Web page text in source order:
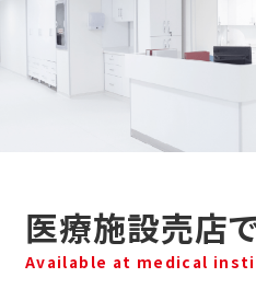
医療施設売店
Available at medical